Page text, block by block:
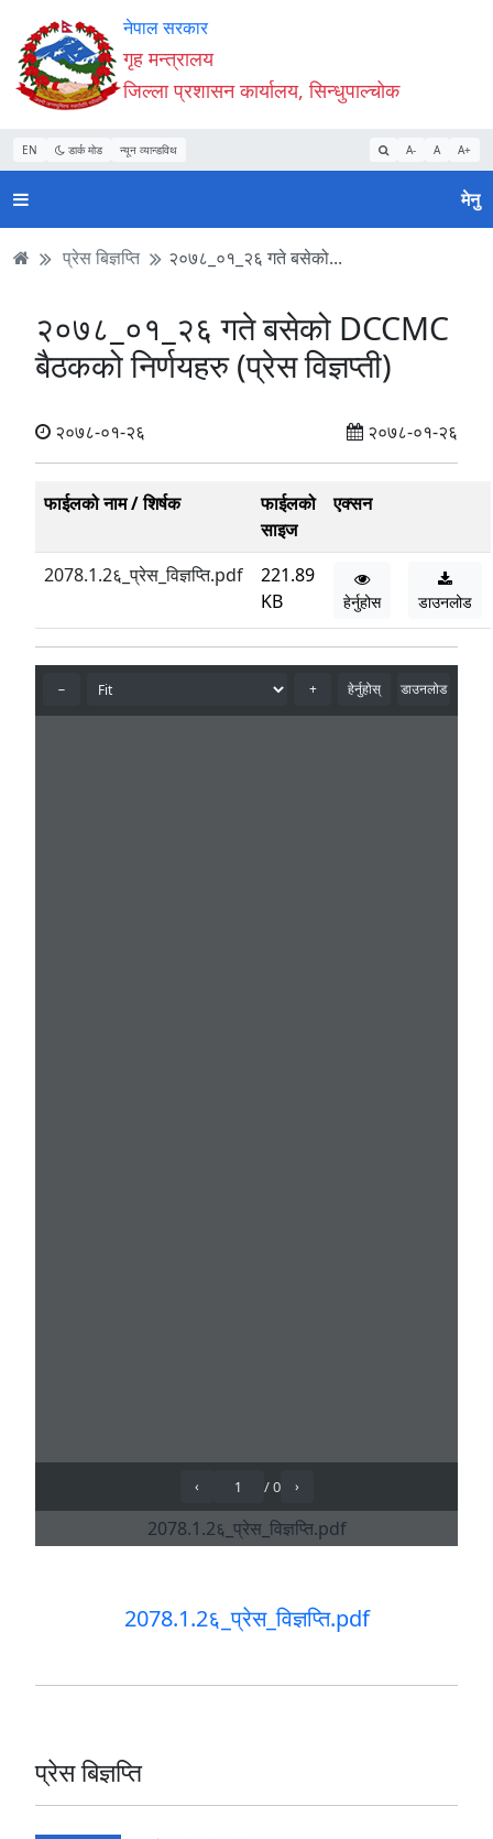
Accessibility
Mode
सुरु
गर्नुहोस्
सामाग्री
पढ्नुहाेस्
नेभिगेसन
पढ्नुहाेस्
वेबसाइट
खोजमा
जानुहोस्
नेपाल सरकार
गृह मन्त्रालय
जिल्ला प्रशासन कार्यालय, सिन्धुपाल्चोक
EN डार्क मोड न्यून व्यान्डविथ A- A A+
मेनु
प्रेस बिज्ञप्ति २०७८_०१_२६ गते बसेको...
२०७८_०१_२६ गते बसेको DCCMC
बैठकको निर्णयहरु (प्रेस विज्ञप्ती)
२०७८-०१-२६ २०७८-०१-२६
फाईलको नाम / शिर्षक
फाईलको
साइज
एक्सन
2078.1.2६_प्रेस_विज्ञप्ति.pdf
221.89
KB
हेर्नुहोस डाउनलोड
2078.1.2६_प्रेस_विज्ञप्ति.pdf
प्रेस बिज्ञप्ति